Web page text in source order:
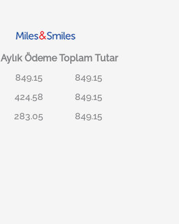
Aylık Ödeme Toplam Tutar
849.15
849.15
424.58
849.15
283.05 849.15